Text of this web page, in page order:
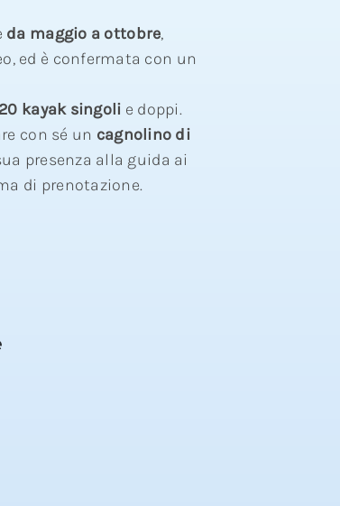
da maggio a ottobre,
ed è confermata con un
kayak singoli e doppi.
con sé un cagnolino di
presenza alla guida ai
di prenotazione.